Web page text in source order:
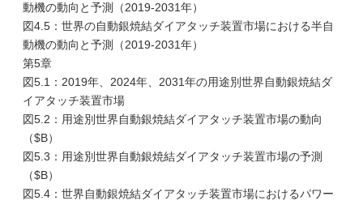
動機の動向と予測（2019-2031年）
図4.5：世界の自動銀焼結ダイアタッチ装置市場における半自
動機の動向と予測（2019-2031年）
第5章
図5.1：2019年、2024年、2031年の用途別世界自動銀焼結ダ
イアタッチ装置市場
図5.2：用途別世界自動銀焼結ダイアタッチ装置市場の動向
（$B）
図5.3：用途別世界自動銀焼結ダイアタッチ装置市場の予測
（$B）
図5.4：世界自動銀焼結ダイアタッチ装置市場におけるパワー